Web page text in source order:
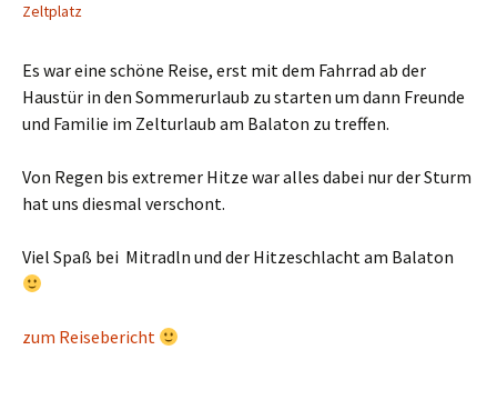
Zeltplatz
Es war eine schöne Reise, erst mit dem Fahrrad ab der
Haustür in den Sommerurlaub zu starten um dann Freunde
und Familie im Zelturlaub am Balaton zu treffen.
Von Regen bis extremer Hitze war alles dabei nur der Sturm
hat uns diesmal verschont.
Viel Spaß bei Mitradln und der Hitzeschlacht am Balaton
zum Reisebericht